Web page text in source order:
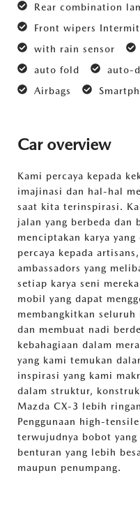
Rear combination
Front wipers
with rain sensor
auto fold
auto-
Airbags
Car overview
Kami percaya kepada
imajinasi dan hal-hal
saat kita terinspirasi.
jalan yang berbeda dan
menciptakan karya
percaya kepada
ambassadors yang
setiap karya seni
mobil yang dapat
membangkitkan
dan membuat nadi
kebahagiaan dalam
yang kami temukan
inspirasi yang kami
dalam struktur,
Mazda CX-3 lebih
Penggunaan high-
terwujudnya bobot
benturan yang lebih
maupun penumpang.